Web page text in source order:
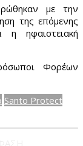
με την
της επόμενης
η ηφαιστειακή
Φορέων
Santo Protect